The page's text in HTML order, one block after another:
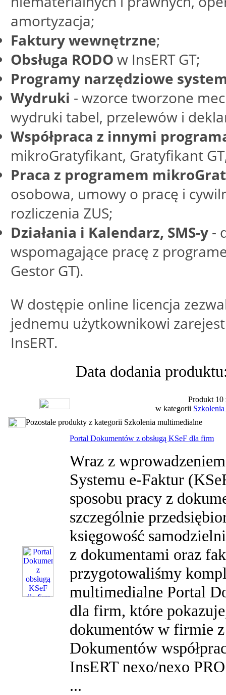
amortyzacja;
Faktury wewnętrzne;
Obsługa RODO w InsERT GT;
Programy narzędziowe
Wydruki - wzorce tworzone
wydruki tabel, przelewów i
Współpraca z innymi
mikroGratyfikant, Gratyfikant
Praca z programem
osobowa, umowy o pracę i
rozliczenia ZUS;
Działania i Kalendarz, SMS-y -
wspomagające pracę z
Gestor GT).
W dostępie online licencja
jednemu użytkownikowi
InsERT.
Data dodania
Produkt 10
w kategorii
Pozostałe produkty z kategorii Szkolenia multimedialne
Portal Dokumentów z obsługą KSeF dla firm
Wraz z
Systemu e-Faktur
sposobu pracy z
szczególnie
księgowość
z dokumentami oraz
przygotowaliśmy
multimedialne Portal
dla firm, które
dokumentów w firmie
Dokumentów
InsERT nexo/nexo
...